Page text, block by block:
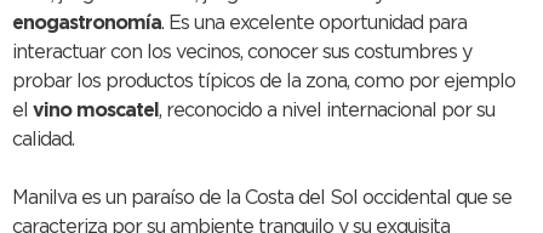
enogastronomía. Es una excelente oportunidad para
interactuar con los vecinos, conocer sus costumbres y
probar los productos típicos de la zona, como por ejemplo
el vino moscatel , reconocido a nivel internacional por su
calidad.
Manilva es un paraíso de la Costa del Sol occidental que se
caracteriza por su ambiente tranquilo y su exquisita